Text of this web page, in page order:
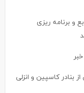
و برنامه ریزی